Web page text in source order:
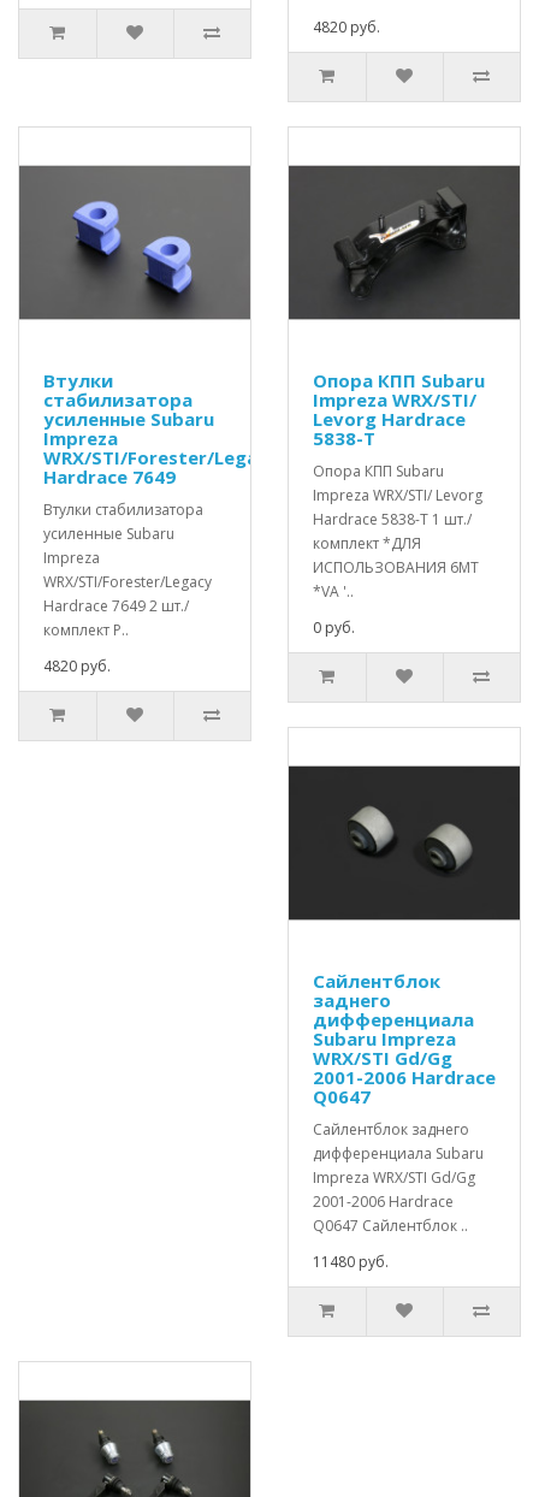
4820 руб.
Втулки
стабилизатора
усиленные Subaru
Impreza
WRX/STI/Forester/Legacy
Hardrace 7649
Втулки стабилизатора
усиленные Subaru
Impreza
WRX/STI/Forester/Legacy
Hardrace 7649 2 шт./
комплект Р..
4820 руб.
Опора КПП Subaru
Impreza WRX/STI/
Levorg Hardrace
5838-T
Опора КПП Subaru
Impreza WRX/STI/ Levorg
Hardrace 5838-T 1 шт./
комплект *ДЛЯ
ИСПОЛЬЗОВАНИЯ 6MT
*VA '..
0 руб.
Сайлентблок
заднего
дифференциала
Subaru Impreza
WRX/STI Gd/Gg
2001-2006 Hardrace
Q0647
Сайлентблок заднего
дифференциала Subaru
Impreza WRX/STI Gd/Gg
2001-2006 Hardrace
Q0647 Сайлентблок ..
11480 руб.